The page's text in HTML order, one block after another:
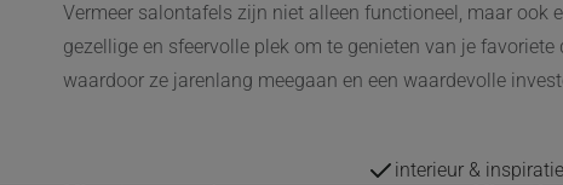
Vermeer salontafels zijn niet alleen functioneel, maar ook
gezellige en sfeervolle plek om te genieten van je
waardoor ze jarenlang meegaan en een waardevolle
interieur &